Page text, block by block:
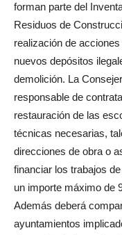
forman parte del
Residuos de
realización de
nuevos depósitos
demolición. La
responsable de
restauración de las
técnicas necesarias,
direcciones de obra o
financiar los trabajos
un importe máximo de
Además deberá
ayuntamientos